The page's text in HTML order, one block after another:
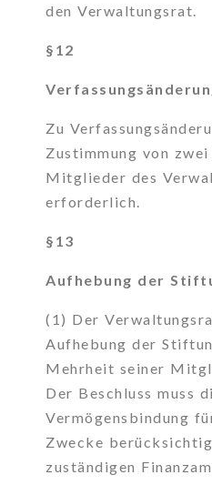
den Verwaltungsrat.
§12
Zu
Zustimmung von
Mitglieder des
erforderlich.
§13
Aufhebung der
(1) Der
Aufhebung der
Mehrheit seiner
Der Beschluss muss
Vermögensbindung
Zwecke
zuständigen